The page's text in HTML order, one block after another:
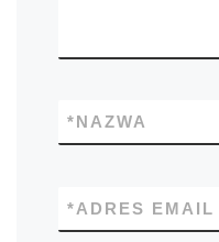
NAZWA
*
ADRES EMAIL
*